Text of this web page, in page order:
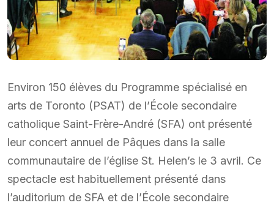
Environ 150 élèves du Programme spécialisé en
arts de Toronto (PSAT) de l’École secondaire
catholique Saint-Frère-André (SFA) ont présenté
leur concert annuel de Pâques dans la salle
communautaire de l’église St. Helen’s le 3 avril. Ce
spectacle est habituellement présenté dans
l’auditorium de SFA et de l’École secondaire